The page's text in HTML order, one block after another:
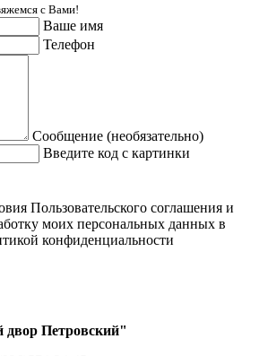
с Вами!
Ваше имя
Телефон
Сообщение (необязательно)
Введите код с картинки
Пользовательского соглашения и
моих персональных данных в
конфиденциальности
Петровский"